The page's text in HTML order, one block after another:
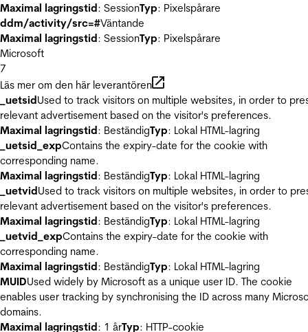
Maximal lagringstid: SessionTyp: Pixelspårare
ddm/activity/src=#Väntande
Maximal lagringstid: SessionTyp: Pixelspårare
Microsoft
7
Läs mer om den här leverantören
_uetsidUsed to track visitors on multiple websites, in order to
relevant advertisement based on the visitor's preferences.
Maximal lagringstid: BeständigTyp: Lokal HTML-lagring
_uetsid_expContains the expiry-date for the cookie with
corresponding name.
Maximal lagringstid: BeständigTyp: Lokal HTML-lagring
_uetvidUsed to track visitors on multiple websites, in order to
relevant advertisement based on the visitor's preferences.
Maximal lagringstid: BeständigTyp: Lokal HTML-lagring
_uetvid_expContains the expiry-date for the cookie with
corresponding name.
Maximal lagringstid: BeständigTyp: Lokal HTML-lagring
MUIDUsed widely by Microsoft as a unique user ID. The cookie
enables user tracking by synchronising the ID across many
domains.
Maximal lagringstid: 1 årTyp: HTTP-cookie